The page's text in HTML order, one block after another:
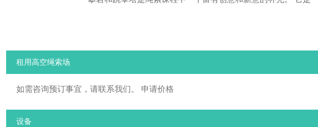
租用高空绳索场
如需咨询预订事宜，请联系我们。 申请价格
设备